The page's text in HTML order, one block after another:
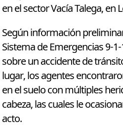
en el sector Vacía Talega, en
Según información
Sistema de Emergencias 9-
sobre un accidente de
lugar, los agentes
en el suelo con múltiples
cabeza, las cuales le
acto.